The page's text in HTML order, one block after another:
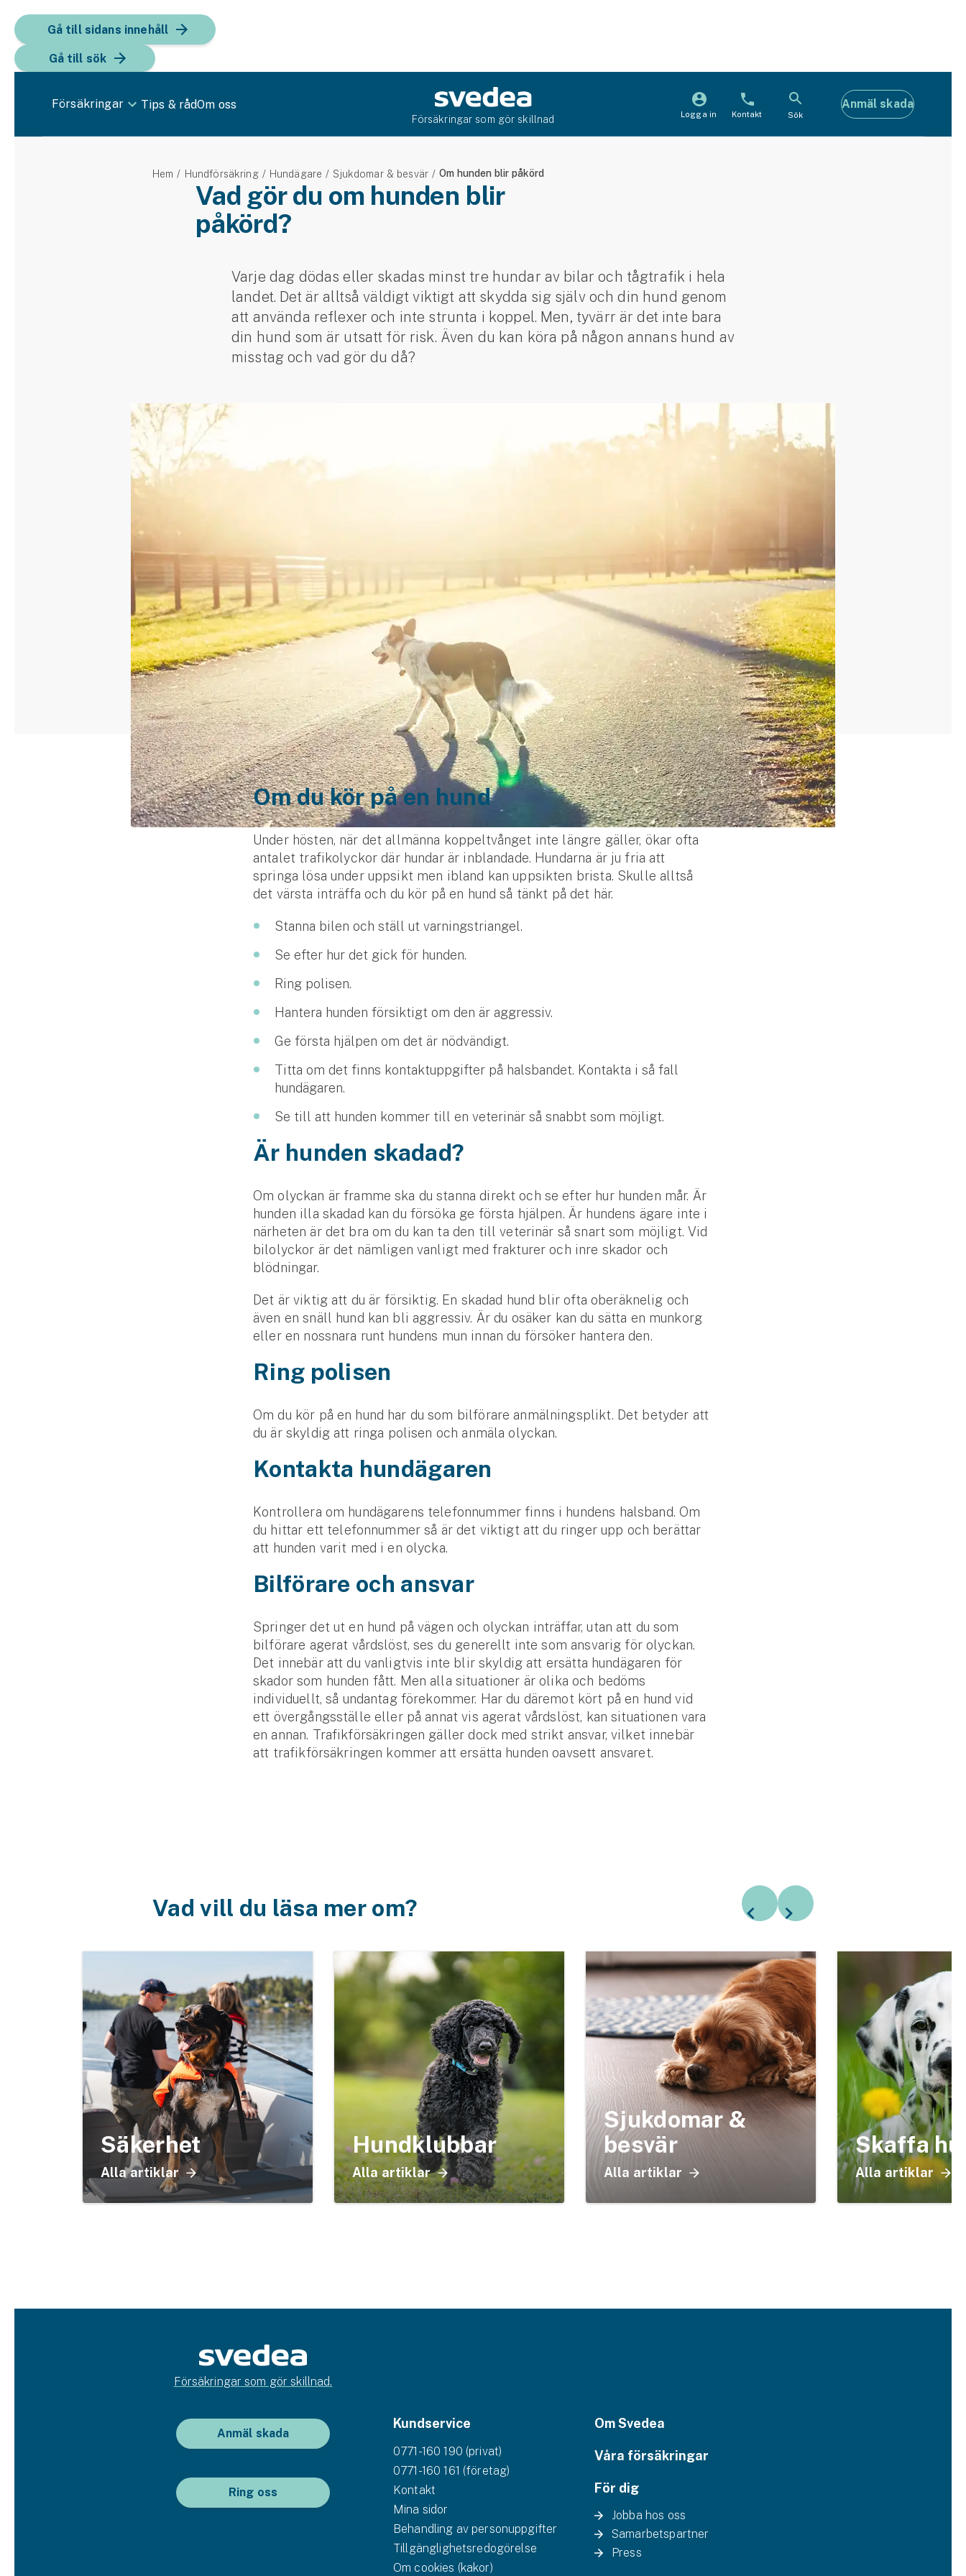
Gå till sidans innehåll
Gå till sök
Försäkringar Tips & rådOm oss
Försäkringar som gör skillnad Logga in Kontakt Sök
Anmäl skada
Vattenskoterförsäkring
Jakthundsförsäkring
Hem Hundförsäkring Hundägare Sjukdomar & besvär Om hunden blir påkörd
Vad gör du om hunden blir
påkörd?
Varje dag dödas eller skadas minst tre hundar av bilar och tågtrafik i hela
landet. Det är alltså väldigt viktigt att skydda sig själv och din hund genom
att använda reflexer och inte strunta i koppel. Men, tyvärr är det inte bara
din hund som är utsatt för risk. Även du kan köra på någon annans hund av
misstag och vad gör du då?
Om du kör på en hund
Under hösten, när det allmänna koppeltvånget inte längre gäller, ökar ofta
antalet trafikolyckor där hundar är inblandade. Hundarna är ju fria att
springa lösa under uppsikt men ibland kan uppsikten brista. Skulle alltså
det värsta inträffa och du kör på en hund så tänkt på det här.
Stanna bilen och ställ ut varningstriangel.
Se efter hur det gick för hunden.
Ring polisen.
Hantera hunden försiktigt om den är aggressiv.
Ge första hjälpen om det är nödvändigt.
Titta om det finns kontaktuppgifter på halsbandet. Kontakta i så fall
hundägaren.
Se till att hunden kommer till en veterinär så snabbt som möjligt.
Är hunden skadad?
Om olyckan är framme ska du stanna direkt och se efter hur hunden mår. Är
hunden illa skadad kan du försöka ge första hjälpen. Är hundens ägare inte i
närheten är det bra om du kan ta den till veterinär så snart som möjligt. Vid
bilolyckor är det nämligen vanligt med frakturer och inre skador och
blödningar.
Det är viktig att du är försiktig. En skadad hund blir ofta oberäknelig och
även en snäll hund kan bli aggressiv. Är du osäker kan du sätta en munkorg
eller en nossnara runt hundens mun innan du försöker hantera den.
Ring polisen
Om du kör på en hund har du som bilförare anmälningsplikt. Det betyder att
du är skyldig att ringa polisen och anmäla olyckan.
Kontakta hundägaren
Kontrollera om hundägarens telefonnummer finns i hundens halsband. Om
du hittar ett telefonnummer så är det viktigt att du ringer upp och berättar
att hunden varit med i en olycka.
Bilförare och ansvar
Springer det ut en hund på vägen och olyckan inträffar, utan att du som
bilförare agerat vårdslöst, ses du generellt inte som ansvarig för olyckan.
Det innebär att du vanligtvis inte blir skyldig att ersätta hundägaren för
skador som hunden fått. Men alla situationer är olika och bedöms
individuellt, så undantag förekommer. Har du däremot kört på en hund vid
ett övergångsställe eller på annat vis agerat vårdslöst, kan situationen vara
en annan. Trafikförsäkringen gäller dock med strikt ansvar, vilket innebär
att trafikförsäkringen kommer att ersätta hunden oavsett ansvaret.
Vad vill du läsa mer om?
Säkerhet
Alla artiklar
Hundklubbar
Alla artiklar
Sjukdomar &
besvär
Alla artiklar
Skaffa
Alla artiklar
Försäkringar som gör skillnad.
Anmäl skada
Ring oss
Kundservice
0771-160 190 (privat)
0771-160 161 (företag)
Kontakt
Mina sidor
Behandling av personuppgifter
Tillgänglighetsredogörelse
Om cookies (kakor)
Om Svedea
Våra försäkringar
För dig
Jobba hos oss
Samarbetspartner
Press